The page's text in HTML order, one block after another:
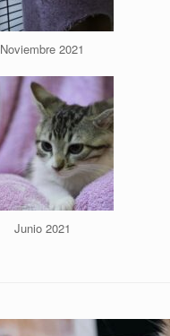
Noviembre 2021
Junio 2021